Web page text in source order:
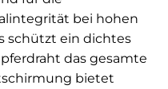
bei hohen
schützt ein dichtes
das gesamte
bietet